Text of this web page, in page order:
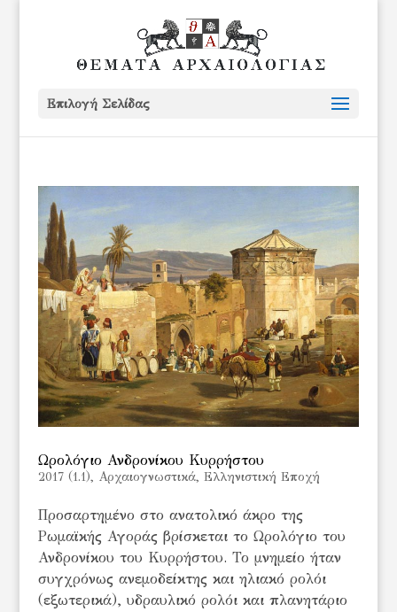
Επιλογή Σελίδας
Ωρολόγιο Ανδρονίκου Κυρρήστου
2017 (1.1), Αρχαιογνωστικά, Ελληνιστική Εποχή
Προσαρτημένο στο ανατολικό άκρο της
Ρωμαϊκής Αγοράς βρίσκεται το Ωρολόγιο του
Ανδρονίκου του Κυρρήστου. Το μνημείο ήταν
συγχρόνως ανεμοδείκτης και ηλιακό ρολόι
(εξωτερικά), υδραυλικό ρολόι και πλανητάριο